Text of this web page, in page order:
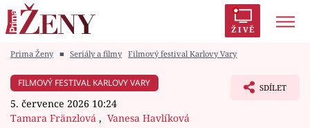
ŽIVĚ
Módní alarm
Zrádci Proměny
Prima Ženy ■ Seriály a filmy Filmový festival Karlovy Vary
FILMOVÝ FESTIVAL KARLOVY VARY
5. července 2026 10:24
Tamara Fränzlová , Vanesa Havlíková
SDÍLET